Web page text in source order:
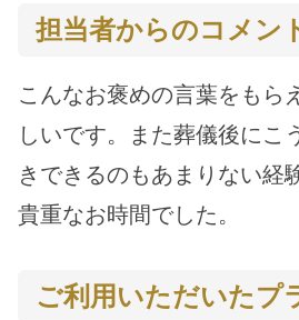
担当者からのコメン
こんなお褒めの言葉をもら
しいです。また葬儀後にこ
きできるのもあまりない経
貴重なお時間でした。
ご利用いただいたプ